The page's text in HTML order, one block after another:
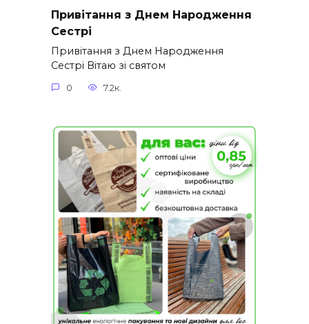
Привітання з Днем Народження
Сестрі
Привітання з Днем Народження
Сестрі Вітаю зі святом
0 7.2к.